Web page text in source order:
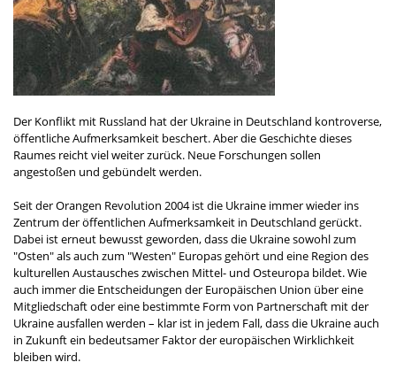
Der Konflikt mit Russland hat der Ukraine in Deutschland kontroverse,
öffentliche Aufmerksamkeit beschert. Aber die Geschichte dieses
Raumes reicht viel weiter zurück. Neue Forschungen sollen
angestoßen und gebündelt werden.
Seit der Orangen Revolution 2004 ist die Ukraine immer wieder ins
Zentrum der öffentlichen Aufmerksamkeit in Deutschland gerückt.
Dabei ist erneut bewusst geworden, dass die Ukraine sowohl zum
"Osten" als auch zum "Westen" Europas gehört und eine Region des
kulturellen Austausches zwischen Mittel- und Osteuropa bildet. Wie
auch immer die Entscheidungen der Europäischen Union über eine
Mitgliedschaft oder eine bestimmte Form von Partnerschaft mit der
Ukraine ausfallen werden – klar ist in jedem Fall, dass die Ukraine auch
in Zukunft ein bedeutsamer Faktor der europäischen Wirklichkeit
bleiben wird.